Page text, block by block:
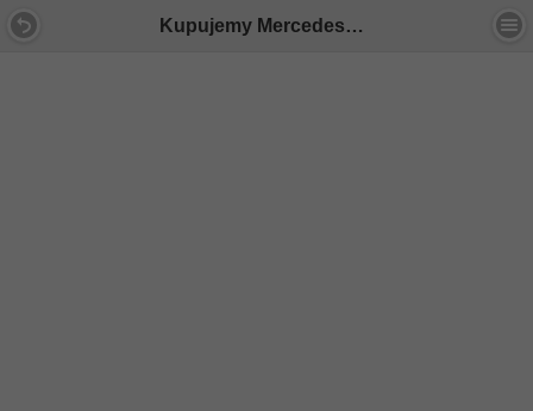
Kupujemy Mercedesa W212 - Forum Mercedes E-Klasa